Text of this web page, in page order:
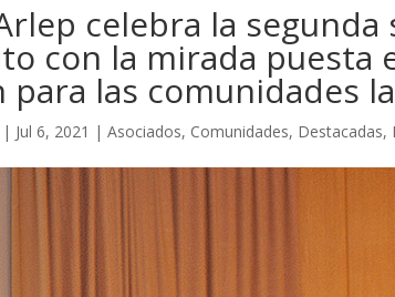
celebra la
con la mirada puesta
para las comunidades
| Jul 6, 2021 |Asociados, Comunidades, Destacadas,